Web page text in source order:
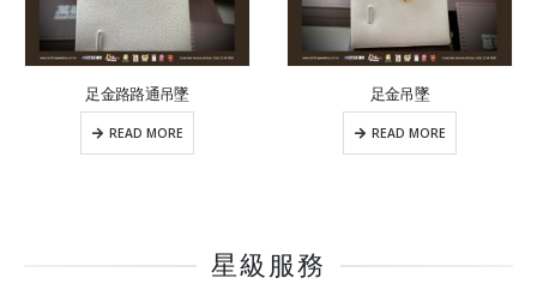
足金路路通吊墜
READ MORE
足金吊墜
READ MORE
星級服務